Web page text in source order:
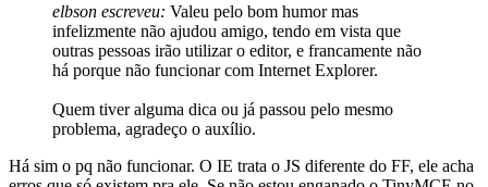
elbson escreveu: Valeu pelo bom humor mas
infelizmente não ajudou amigo, tendo em vista que
outras pessoas irão utilizar o editor, e francamente não
há porque não funcionar com Internet Explorer.
Quem tiver alguma dica ou já passou pelo mesmo
problema, agradeço o auxílio.
Há sim o pq não funcionar. O IE trata o JS diferente do FF, ele acha